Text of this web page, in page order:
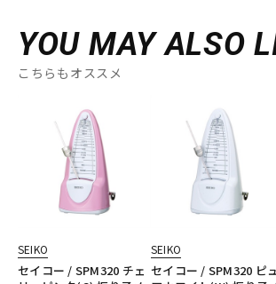
YOU MAY ALSO
こちらもオススメ
SEIKO
セイコー / SPM320 チェ
SEIKO
セイコー / SPM320 ピ